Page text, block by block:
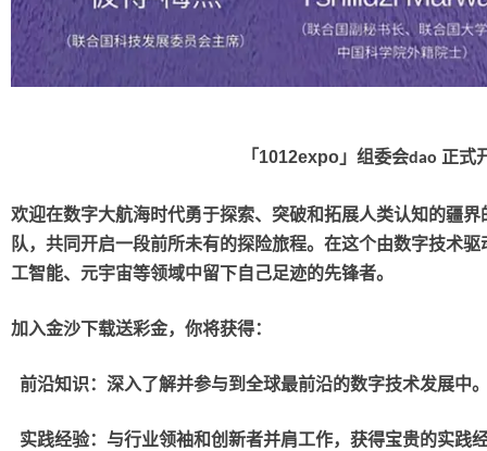
「 1012expo 」组委会dao 正式
欢迎在数字大航海时代勇于探索、突破和拓展人类认知的疆界
队，共同开启一段前所未有的探险旅程。在这个由数字技术
工智能、元宇宙等领域中留下自己足迹的先锋者。
加入金沙下载送彩金，你将获得：
前沿知识：深入了解并参与到全球最前沿的数字技术发展中
实践经验：与行业领袖和创新者并肩工作，获得宝贵的实践